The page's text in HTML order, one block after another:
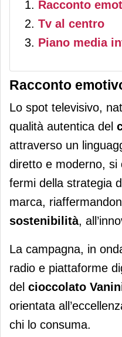
Racconto
Tv al centro
Piano media
Racconto
Lo spot televisivo,
qualità autentica del
attraverso un
diretto e moderno, si
fermi della strategia
marca,
sostenibilità,
La campagna, in
radio e piattaforme
del cioccolato
orientata
chi lo consuma.